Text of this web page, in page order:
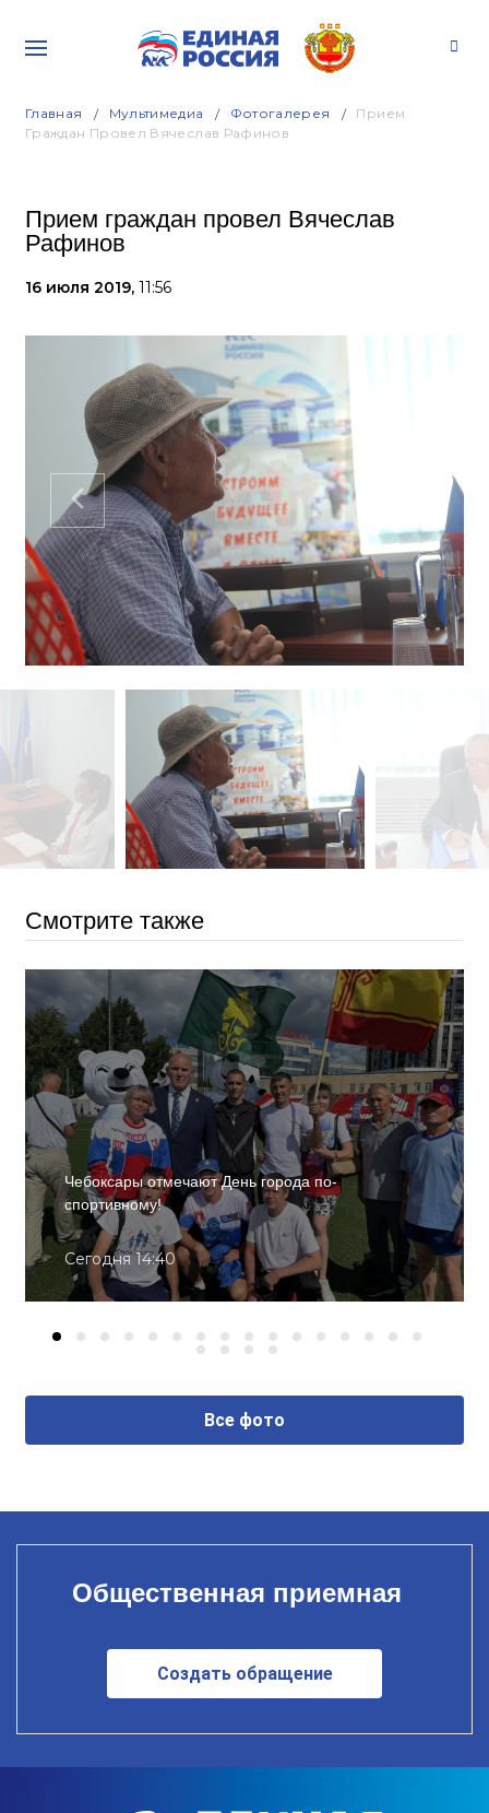
Главная Мультимедиа Фотогалерея
Прием
Граждан Провел Вячеслав Рафинов
Прием граждан провел Вячеслав
Рафинов
16 июля 2019, 11:56
Смотрите также
Чебоксары отмечают День города по-
спортивному!
Сегодня 14:40
Все фото
Общественная приемная
Создать обращение